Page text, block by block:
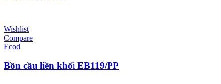
Wishlist
Compare
Ecod
Bồn cầu liền khối EB119/PP